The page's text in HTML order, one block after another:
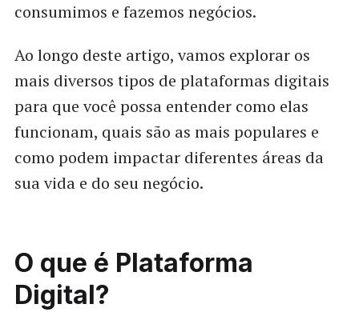
consumimos e fazemos negócios.
Ao longo deste artigo, vamos explorar os
mais diversos tipos de plataformas digitais
para que você possa entender como elas
funcionam, quais são as mais populares e
como podem impactar diferentes áreas da
sua vida e do seu negócio.
O que é Plataforma
Digital?